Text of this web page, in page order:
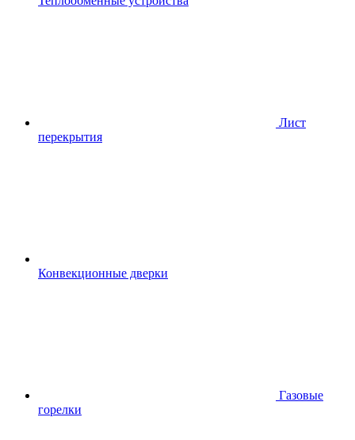
Лист
перекрытия
Конвекционные дверки
Газовые
горелки